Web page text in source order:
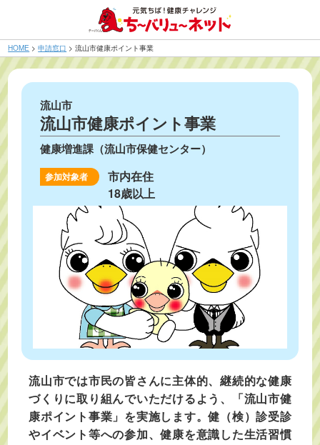
HOME >申請窓口 >流山市健康ポイント事業
流山市
流山市健康ポイント事業
健康増進課（流山市保健センター）
参加対象者
市内在住
18歳以上
流山市では市民の皆さんに主体的、継続的な健康
づくりに取り組んでいただけるよう、「流山市健
康ポイント事業」を実施します。健（検）診受診
やイベント等への参加、健康を意識した生活習慣